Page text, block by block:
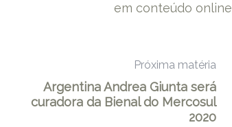
em conteúdo online
Próxima matéria
Argentina Andrea Giunta será
curadora da Bienal do Mercosul
2020